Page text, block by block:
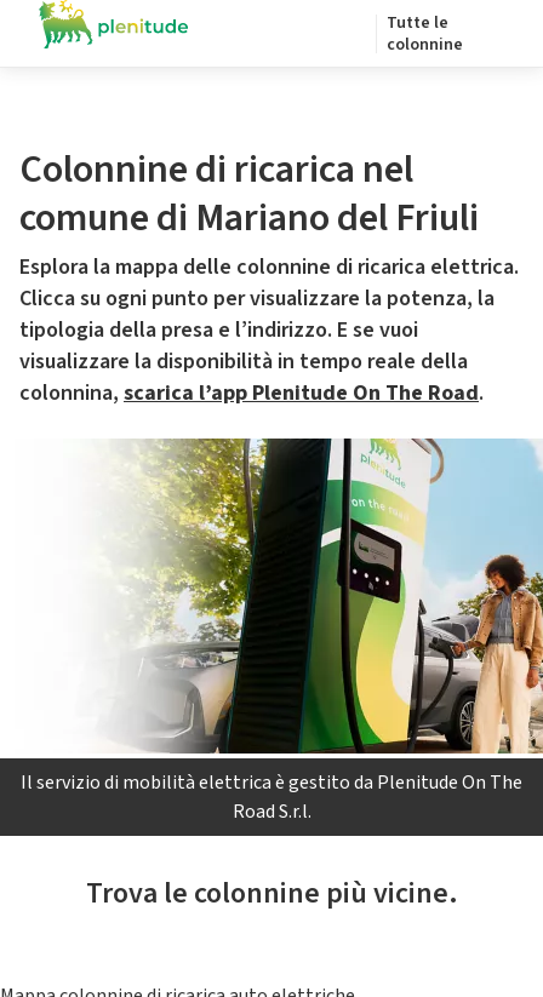
Tutte le
colonnine
Colonnine di ricarica nel
comune di Mariano del Friuli
Esplora la mappa delle colonnine di ricarica elettrica.
Clicca su ogni punto per visualizzare la potenza, la
tipologia della presa e l’indirizzo. E se vuoi
visualizzare la disponibilità in tempo reale della
colonnina, scarica l’app Plenitude On The Road.
Il servizio di mobilità elettrica è gestito da Plenitude On The
Road S.r.l.
Trova le colonnine più vicine.